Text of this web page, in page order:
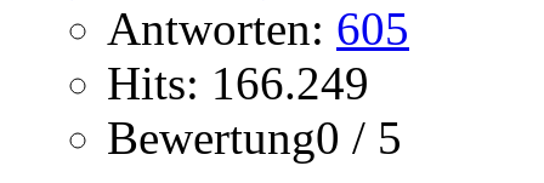
Antworten: 605
Hits: 166.249
Bewertung0 / 5